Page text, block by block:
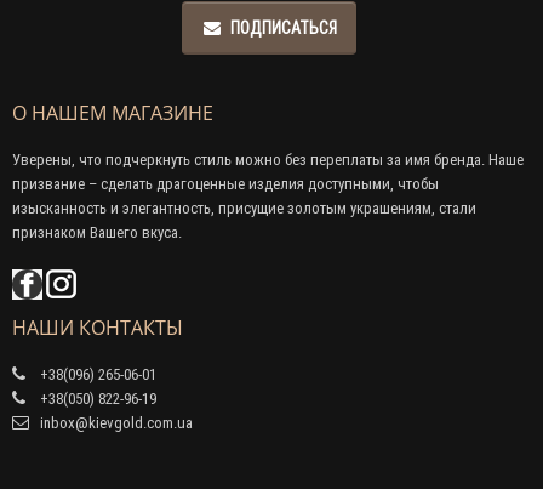
ПОДПИСАТЬСЯ
О НАШЕМ МАГАЗИНЕ
Уверены, что подчеркнуть стиль можно без переплаты за имя бренда. Наше
призвание – сделать драгоценные изделия доступными, чтобы
изысканность и элегантность, присущие золотым украшениям, стали
признаком Вашего вкуса.
НАШИ КОНТАКТЫ
+38(096) 265-06-01
+38(050) 822-96-19
inbox@kievgold.com.ua